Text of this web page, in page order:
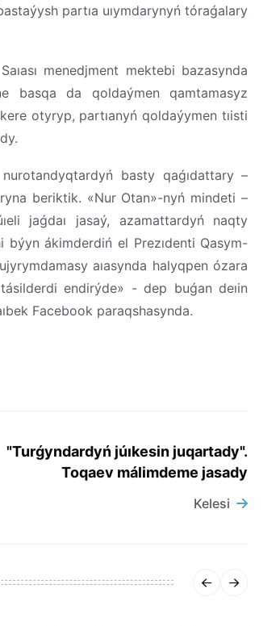
partıa uıymdarynyń tóraǵalary
menedjment mektebi bazasynda
basqa da qoldaýmen qamtamasyz
otyryp, partıanyń qoldaýymen tıisti
nurotandyqtardyń basty qaǵıdattary –
beriktik. «Nur Otan»-nyń mindeti –
jaǵdaı jasaý, azamattardyń naqty
býyn ákimderdiń el Prezıdenti Qasym-
aıasynda halyqpen ózara
endirýde» - dep buǵan deıin
Facebook paraqshasynda.
"Turǵyndardyń júıkesin juqartady".
Toqaev málimdeme jasady
Kelesi